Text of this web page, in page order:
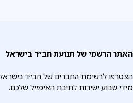
האתר הרשמי של תנועת חב״ד בישראל
הצטרפו לרשימת החברים של חב״ד
מידי שבוע ישירות לתיבת האימייל שלכם.